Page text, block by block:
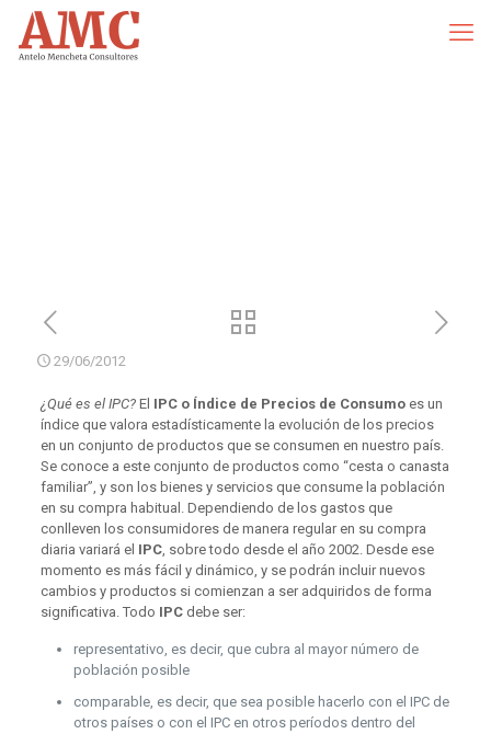
29/06/2012
¿Qué es el IPC?El IPC o Índice de Precios de Consumoes un
índice que valora estadísticamente la evolución de los precios
en un conjunto de productos que se consumen en nuestro país.
Se conoce a este conjunto de productos como “cesta o canasta
familiar”, y son los bienes y servicios que consume la población
en su compra habitual. Dependiendo de los gastos que
conlleven los consumidores de manera regular en su compra
diaria variará el IPC, sobre todo desde el año 2002. Desde ese
momento es más fácil y dinámico, y se podrán incluir nuevos
cambios y productos si comienzan a ser adquiridos de forma
significativa. Todo IPCdebe ser:
representativo, es decir, que cubra al mayor número de
población posible
comparable, es decir, que sea posible hacerlo con el IPC de
otros países o con el IPC en otros períodos dentro del